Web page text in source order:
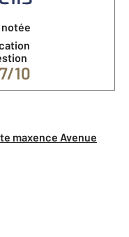
9,7/10
maxence Avenue